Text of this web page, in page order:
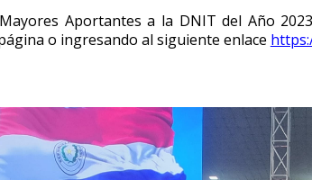
Aportantes a la DNIT del Año
o ingresando al siguiente enlace